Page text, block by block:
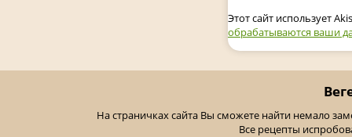
Этот сайт использует
обрабатываются ваши
На страничках сайта Вы сможете найти немало
Все рецепты